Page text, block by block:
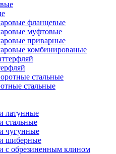
фланцевые
муфтовые
приварные
комбинированые
стальные
латунные
стальные
чугунные
шиберные
с обрезиненным клином